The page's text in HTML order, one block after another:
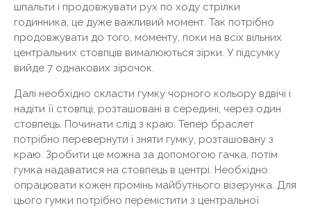
шпальти і продовжувати рух по ходу стрілки
годинника, це дуже важливий момент. Так потрібно
продовжувати до того, моменту, поки на всіх вільних
центральних стовпців вималюються зірки. У підсумку
вийде 7 однакових зірочок.
Далі необхідно скласти гумку чорного кольору вдвічі і
надіти її стовпці, розташовані в середині, через один
стовпець. Починати слід з краю. Тепер браслет
потрібно перевернути і зняти гумку, розташовану з
краю. Зробити це можна за допомогою гачка, потім
гумка надаватися на стовпець в центрі. Необхідно
опрацювати кожен промінь майбутнього візерунка. Для
цього гумки потрібно перемістити з центральної